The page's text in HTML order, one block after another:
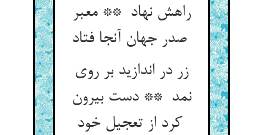
راهش نهاد ** معبر
زر در اندازید بر روی
نمد ** دست بیرون
کرد از تعجیل خود